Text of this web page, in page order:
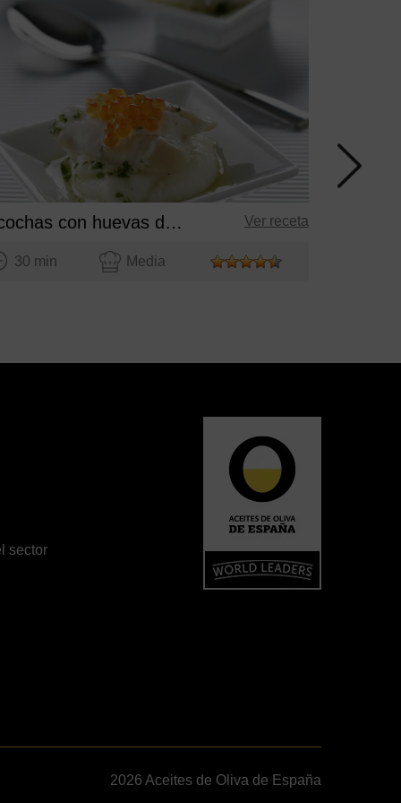
Cocochas con huevas de trucha sobre crema de coliflor Ver receta
30 min Media
sector
2026 Aceites de Oliva de España